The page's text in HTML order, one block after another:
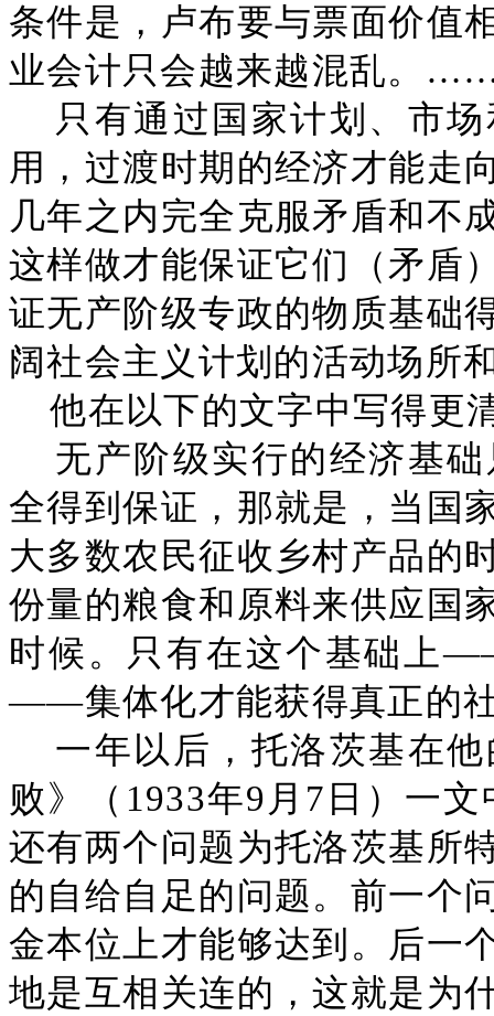
条件是，卢布要与票面价值
业会计只会越来越混乱。
只有通过国家计划、市
用，过渡时期的经济才能走
几年之内完全克服矛盾和不
这样做才能保证它们（矛盾
证无产阶级专政的物质基础
阔社会主义计划的活动场所
他在以下的文字中写得更
无产阶级实行的经济基
全得到保证，那就是，当国
大多数农民征收乡村产品的
份量的粮食和原料来供应国
时候。只有在这个基础上
——集体化才能获得真正的
一年以后，托洛茨基在
败》（1933年9月7日）一
还有两个问题为托洛茨基所
的自给自足的问题。前一个
金本位上才能够达到。后一
地是互相关连的，这就是为